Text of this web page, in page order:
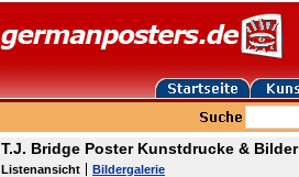
T.J. Bridge Poster Kunstdrucke & Bilder
Listenansicht Bildergalerie